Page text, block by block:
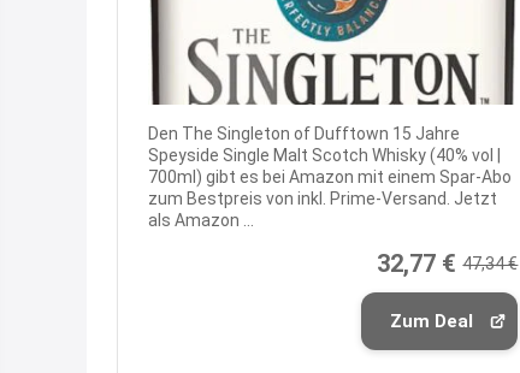
Den The Singleton of Dufftown 15 Jahre
Speyside Single Malt Scotch Whisky (40% vol |
700ml) gibt es bei Amazon mit einem Spar-Abo
zum Bestpreis von inkl. Prime-Versand. Jetzt
als Amazon ...
32,77 € 47,34 €
Zum Deal